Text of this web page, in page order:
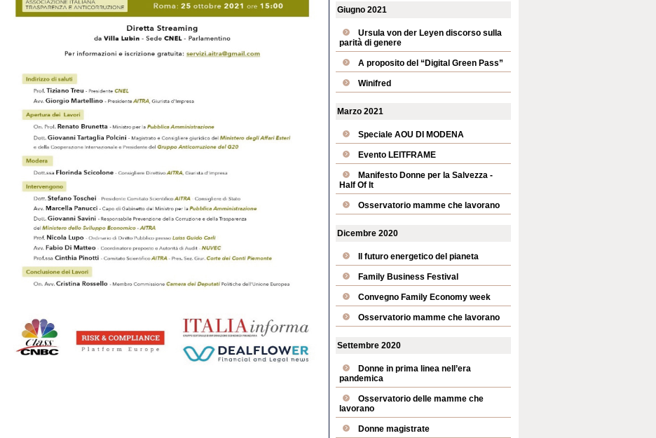
Giugno 2021
Ursula von der Leyen discorso sulla
parità di genere
A proposito del “Digital Green Pass”
Winifred
Marzo 2021
Speciale AOU DI MODENA
Evento LEITFRAME
Manifesto Donne per la Salvezza -
Half Of It
Osservatorio mamme che lavorano
Dicembre 2020
Il futuro energetico del pianeta
Family Business Festival
Convegno Family Economy week
Osservatorio mamme che lavorano
Settembre 2020
Donne in prima linea nell’era
pandemica
Osservatorio delle mamme che
lavorano
Donne magistrate